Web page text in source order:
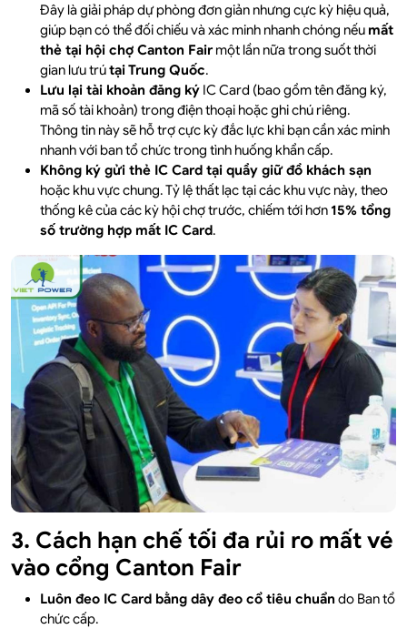
Đây là giải pháp dự phòng đơn giản nhưng cực kỳ hiệu quả,
giúp bạn có thể đối chiếu và xác minh nhanh chóng nếu mất
thẻ tại hội chợ Canton Fair một lần nữa trong suốt thời
gian lưu trútại Trung Quốc.
Lưu lại tài khoản đăng ký IC Card (bao gồm tên đăng ký,
mã số tài khoản) trong điện thoại hoặc ghi chú riêng.
Thông tin này sẽ hỗ trợ cực kỳ đắc lực khi bạn cần xác minh
nhanh với ban tổ chức trong tình huống khẩn cấp.
Không ký gửi thẻ IC Card tại quầy giữ đồ khách sạn
hoặc khu vực chung. Tỷ lệ thất lạc tại các khu vực này, theo
thống kê của các kỳ hội chợ trước, chiếm tới hơn 15% tổng
số trường hợp mất IC Card.
3. Cách hạn chế tối đa rủi ro mất vé
vào cổng Canton Fair
Luôn đeo IC Card bằng dây đeo cổ tiêu chuẩn do Ban tổ
chức cấp.